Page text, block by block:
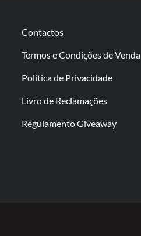
Contactos
Termos e Condições de Venda
Política de Privacidade
Livro de Reclamações
Regulamento Giveaway